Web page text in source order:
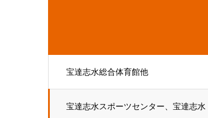
宝達志水総合体育館他
宝達志水スポーツセンター、宝達志水